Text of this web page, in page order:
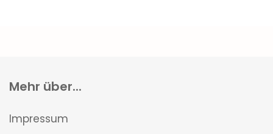
Mehr über...
Impressum